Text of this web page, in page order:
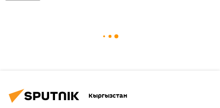
Кыргызстан